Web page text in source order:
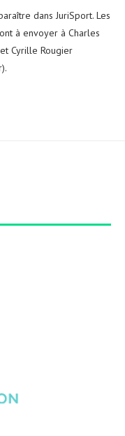
dans JuriSport. Les
à envoyer à Charles
Cyrille Rougier